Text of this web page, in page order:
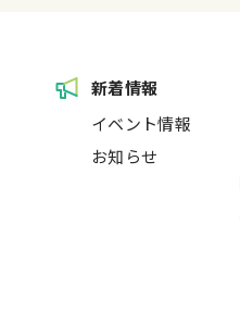
新着情報
イベント情報
お知らせ